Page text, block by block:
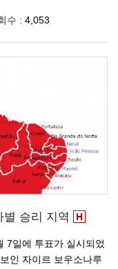
수 : 4,053
별 승리 지역
7일에 투표가 실시되었
인 자이르 보우소나루